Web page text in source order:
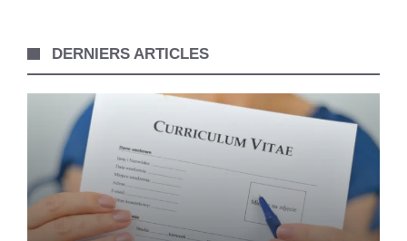
DERNIERS ARTICLES